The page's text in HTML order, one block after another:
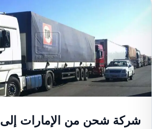
شركة شحن من الإمارات إلى